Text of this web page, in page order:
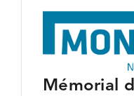
FDAC EXPOSITIONS
QUI SOMMES-NOUS ?
agrandie
Mémorial